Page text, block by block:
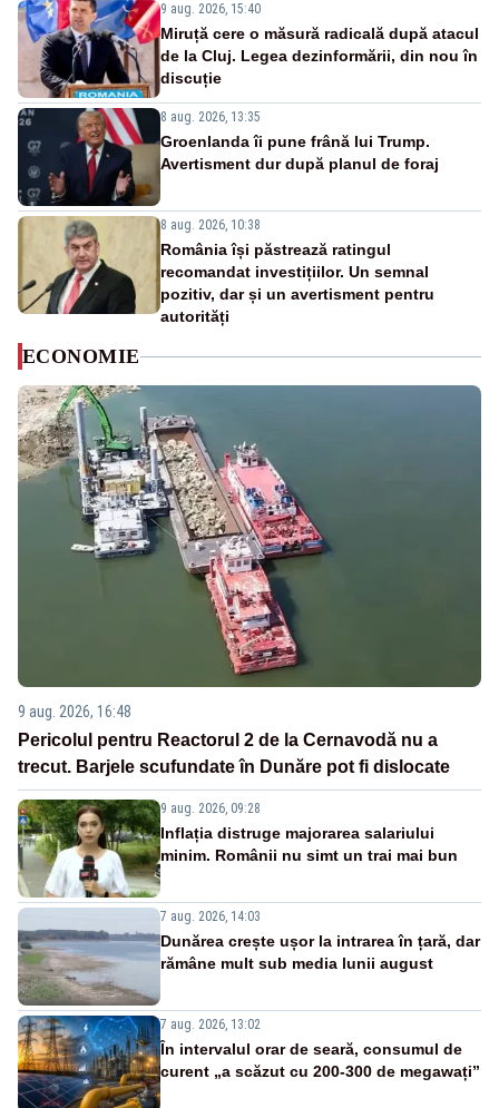
9 aug. 2026, 15:40
Miruță cere o măsură radicală după atacul
de la Cluj. Legea dezinformării, din nou în
discuție
8 aug. 2026, 13:35
Groenlanda îi pune frână lui Trump.
Avertisment dur după planul de foraj
8 aug. 2026, 10:38
România își păstrează ratingul
recomandat investițiilor. Un semnal
pozitiv, dar și un avertisment pentru
autorități
ECONOMIE
9 aug. 2026, 16:48
Pericolul pentru Reactorul 2 de la Cernavodă nu a
trecut. Barjele scufundate în Dunăre pot fi dislocate
9 aug. 2026, 09:28
Inflația distruge majorarea salariului
minim. Românii nu simt un trai mai bun
7 aug. 2026, 14:03
Dunărea crește ușor la intrarea în țară, dar
rămâne mult sub media lunii august
7 aug. 2026, 13:02
În intervalul orar de seară, consumul de
curent „a scăzut cu 200-300 de megawați”